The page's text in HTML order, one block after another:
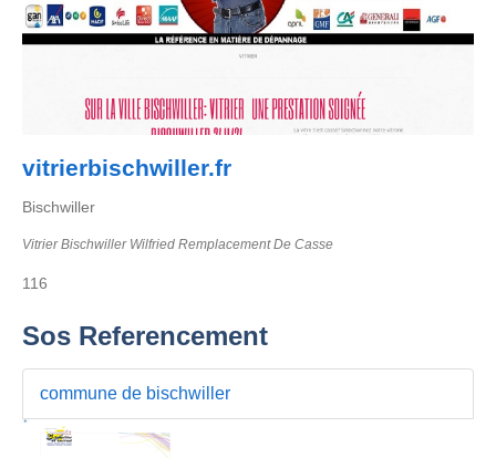
vitrierbischwiller.fr
Bischwiller
Vitrier Bischwiller Wilfried Remplacement De Casse
116
Sos Referencement
commune de bischwiller